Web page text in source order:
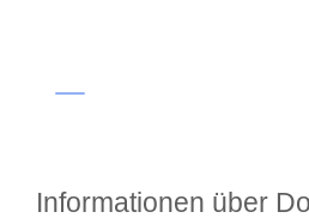
Informationen über